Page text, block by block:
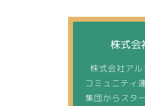
株式会
株式会社アル
コミュニティ
集団からスタ